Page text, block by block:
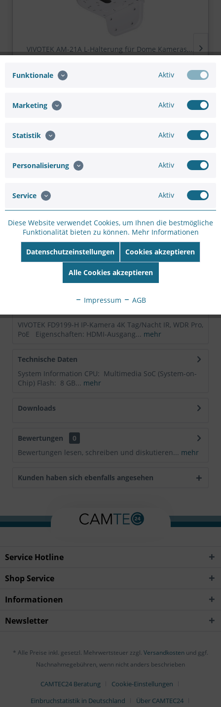
VIVOTEK AM-21A L-Halterung für Dome Kameras,...
Merken Bewerten
Artikel-Nr.:
WH81D46EB
Hersteller:
VIVOTEK
Hersteller Artikel-
FD9199-H
4710469355967
VIVOTEK FD9199-H IP-Kamera 4K Tag/Nacht IR, WDR Pro,
PoE Eigenschaften: HDMI-Ausgang... mehr
Technische Daten
System Information CPU: Multimedia SoC (System-on-
Chip) Flash: 8 GB... mehr
Downloads
Bewertungen
0
Bewertungen lesen, schreiben und diskutieren... mehr
Kunden haben sich ebenfalls angesehen
Service Hotline
Shop Service
Informationen
Newsletter
* Alle Preise inkl. gesetzl. Mehrwertsteuer zzgl. Versandkosten und ggf.
Nachnahmegebühren, wenn nicht anders beschrieben
CAMTEC24 Beratung
Cookie-Einstellungen
Einbruchstatistik in Deutschland
Über CAMTEC24
Funktionale Aktiv
Marketing Aktiv
Statistik Aktiv
Personalisierung Aktiv
Service Aktiv
Diese Website verwendet Cookies, um Ihnen die bestmögliche
Funktionalität bieten zu können. Mehr Informationen
Datenschutzeinstellungen Cookies akzeptieren
Alle Cookies akzeptieren
Impressum AGB